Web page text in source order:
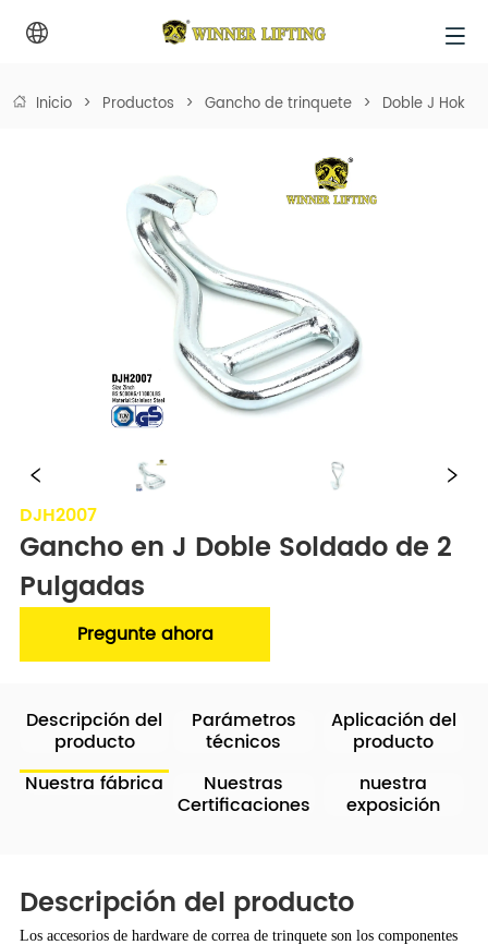
Inicio > Productos > Gancho de trinquete > Doble J Hok
DJH2007
Gancho en J Doble Soldado de 2
Pulgadas
Pregunte ahora
Descripción del
producto
Parámetros
técnicos
Aplicación del
producto
Nuestra fábrica
Nuestras
Certificaciones
nuestra
exposición
Descripción del producto
Los accesorios de hardware de correa de trinquete son los componentes